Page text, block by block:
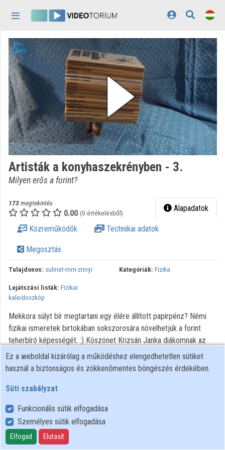
Kezdőlap
Bejelentkezés
Felfedezés
Kategóriák
Lejátszási listák
Intézmények
Közreműködők
Artisták a konyhaszekrényben - 3.
Milyen erős a forint?
173megtekintés
0.00 (0 értékelésből) Alapadatok
Közreműködők Technikai adatok
Megosztás
Tulajdonos: sulinet-mm-zrinyi Kategóriák: Fizika
Lejátszási listák: Fizikai
kaleidoszkóp
Mekkora súlyt bír megtartani egy élére állított papírpénz? Némi
fizikai ismeretek birtokában sokszorosára növelhetjük a forint
teherbíró képességét. :) Köszönet Krizsán Janka diákomnak az
ötletért.
Felhasználói szabályzat
Adatkezelési tájékoztató
Süti szabályzat
Ez a weboldal kizárólag a működéshez elengedhetetlen sütiket
használ a biztonságos és zökkenőmentes böngészés érdekében.
Süti szabályzat
Funkcionális sütik elfogadása
Személyes sütik elfogadása
Elfogad Elutasít